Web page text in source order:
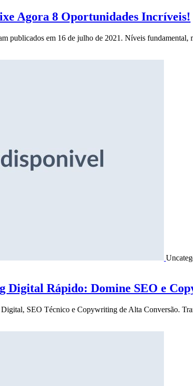
Agora 8 Oportunidades Incríveis!
publicados em 16 de julho de 2021. Níveis fundamental,
Digital Rápido: Domine SEO e
SEO Técnico e Copywriting de Alta Conversão.